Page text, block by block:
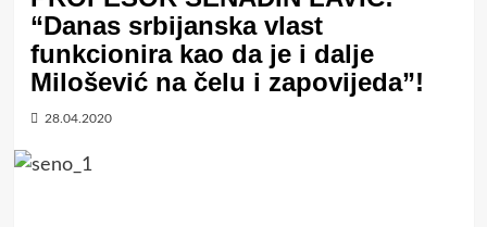
“Danas srbijanska vlast
funkcionira kao da je i dalje
Milošević na čelu i zapovijeda”!
28.04.2020